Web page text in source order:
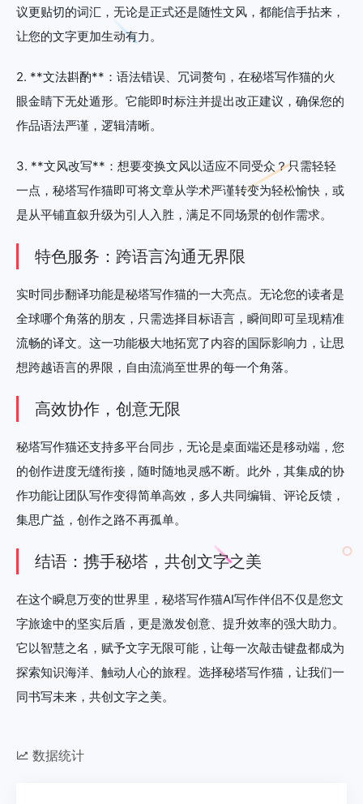
议更贴切的词汇，无论是正式还是随性文风，都能信手拈来，
让您的文字更加生动有力。
2. **文法斟酌**：语法错误、冗词赘句，在秘塔写作猫的火
眼金睛下无处遁形。它能即时标注并提出改正建议，确保您的
作品语法严谨，逻辑清晰。
3. **文风改写**：想要变换文风以适应不同受众？只需轻轻
一点，秘塔写作猫即可将文章从学术严谨转变为轻松愉快，或
是从平铺直叙升级为引人入胜，满足不同场景的创作需求。
特色服务：跨语言沟通无界限
实时同步翻译功能是秘塔写作猫的一大亮点。无论您的读者是
全球哪个角落的朋友，只需选择目标语言，瞬间即可呈现精准
流畅的译文。这一功能极大地拓宽了内容的国际影响力，让思
想跨越语言的界限，自由流淌至世界的每一个角落。
高效协作，创意无限
秘塔写作猫还支持多平台同步，无论是桌面端还是移动端，您
的创作进度无缝衔接，随时随地灵感不断。此外，其集成的协
作功能让团队写作变得简单高效，多人共同编辑、评论反馈，
集思广益，创作之路不再孤单。
结语：携手秘塔，共创文字之美
在这个瞬息万变的世界里，秘塔写作猫AI写作伴侣不仅是您文
字旅途中的坚实后盾，更是激发创意、提升效率的强大助力。
它以智慧之名，赋予文字无限可能，让每一次敲击键盘都成为
探索知识海洋、触动人心的旅程。选择秘塔写作猫，让我们一
同书写未来，共创文字之美。
数据统计